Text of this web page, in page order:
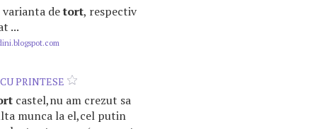
varianta detort, respectiv
...
PRINTESE
castel,nu am crezut sa
munca la el,cel putin